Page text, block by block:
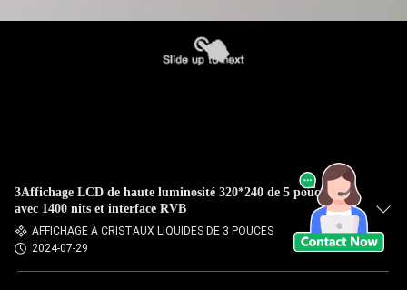
3Affichage LCD de haute luminosité 320*240 de 5 pouces
avec 1400 nits et interface RVB
AFFICHAGE À CRISTAUX LIQUIDES DE 3 POUCES
2024-07-29